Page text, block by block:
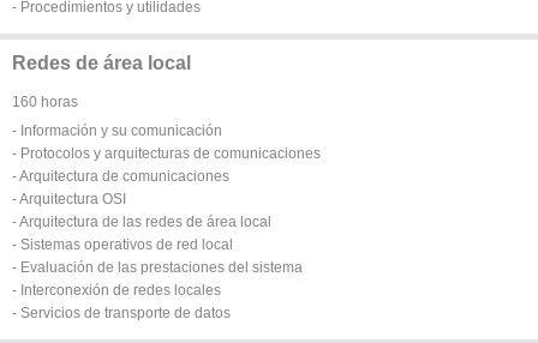
- Procedimientos y utilidades
Redes de área local
160 horas
- Información y su comunicación
- Protocolos y arquitecturas de comunicaciones
- Arquitectura de comunicaciones
- Arquitectura OSI
- Arquitectura de las redes de área local
- Sistemas operativos de red local
- Evaluación de las prestaciones del sistema
- Interconexión de redes locales
- Servicios de transporte de datos